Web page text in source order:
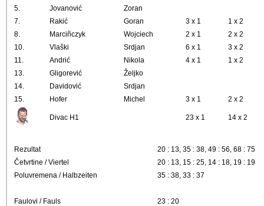
5.
Jovanović
Zoran
7.
Rakić Goran 3 x 1
1 x 2
8.
Marciñczyk Wojciech 2 x 1
2 x 2
10.
Vlaški Srdjan 6 x 1
3 x 2
11.
Andrić Nikola 4 x 1
1 x 2
13.
Gligorević
Željko
14.
Davidović
Srdjan
15.
Hofer Michel 3 x 1 2 x 2
Divac H1 23 x 1 14 x 2
Rezultat
20 : 13, 35 : 38, 49 : 56, 68 : 75
Četvrtine / Viertel
20 : 13, 15 : 25, 14 : 18, 19 : 19
Poluvremena / Halbzeiten
35 : 38, 33 : 37
Faulovi / Fauls
23 : 20